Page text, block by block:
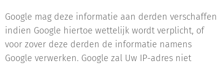
Google mag deze informatie aan derden verschaffen
indien Google hiertoe wettelijk wordt verplicht, of
voor zover deze derden de informatie namens
Google verwerken. Google zal Uw IP-adres niet